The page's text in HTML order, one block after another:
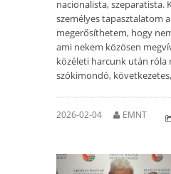
nacionalista, szeparatista.
személyes tapasztalatom
megerősíthetem, hogy
ami nekem közösen
közéleti harcunk után róla
szókimondó,
2026-02-04 EMNT